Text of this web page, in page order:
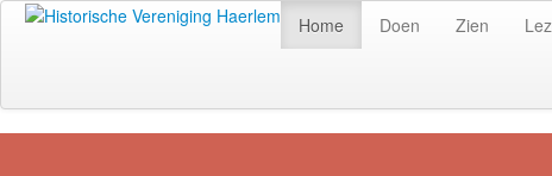
Home Doen Zien